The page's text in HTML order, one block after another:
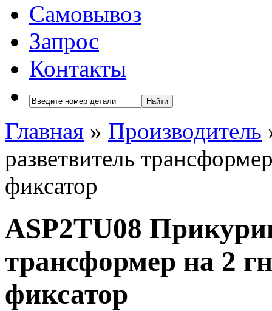
Самовывоз
Запрос
Контакты
Найти
Главная » Производитель
разветвитель
фиксатор
ASP2TU08
трансформер на 2
фиксатор